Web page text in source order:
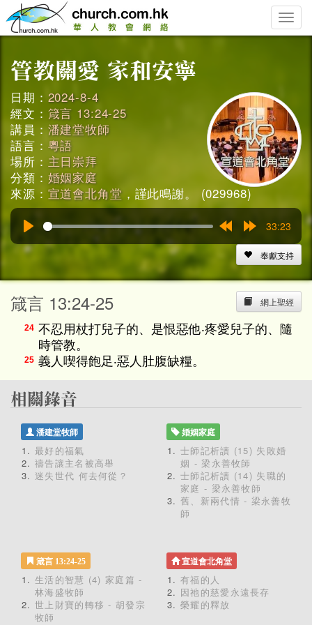
Toggle
日期： 2024-8-4
經文： 箴言 13:24-25
講員： 潘建堂牧師
語言： 粵語
場所： 主日崇拜
分類： 婚姻家庭
來源： 宣道會北角堂 ，謹此鳴謝。 (029968)
15s
33:23
奉獻支持
網上聖經
箴言 13:24-25
24 不忍用杖打兒子的、是恨惡他‧疼愛兒子的、隨
時管教。
25 義人喫得飽足‧惡人肚腹缺糧。
潘建堂牧師
最好的福氣
禱告讓主名被高舉
迷失世代 何去何從？
婚姻家庭
士師記析讀 (15) 失敗婚
姻 - 梁永善牧師
士師記析讀 (14) 失職的
家庭 - 梁永善牧師
舊、新兩代情 - 梁永善牧
師
箴言 13:24-25
生活的智慧 (4) 家庭篇 -
林海盛牧師
世上財寶的轉移 - 胡發宗
牧師
宣道會北角堂
有福的人
因祂的慈愛永遠長存
榮耀的釋放